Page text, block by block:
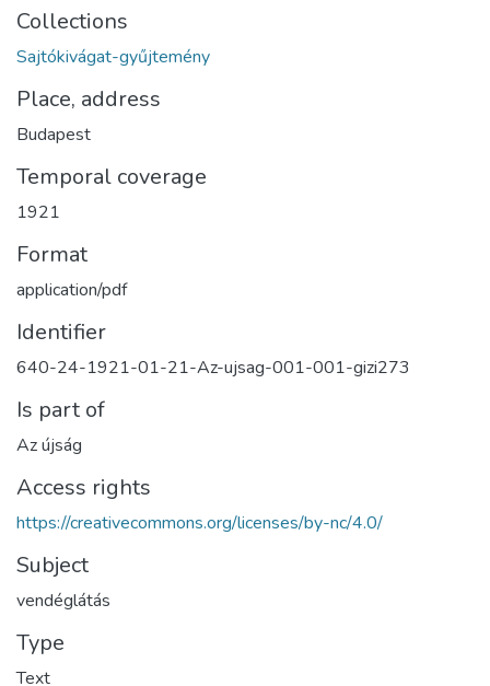
Collections
Sajtókivágat-gyűjtemény
Place, address
Budapest
Temporal coverage
1921
Format
application/pdf
Identifier
640-24-1921-01-21-Az-ujsag-001-001-gizi273
Is part of
Az újság
Access rights
https://creativecommons.org/licenses/by-nc/4.0/
Subject
vendéglátás
Type
Text